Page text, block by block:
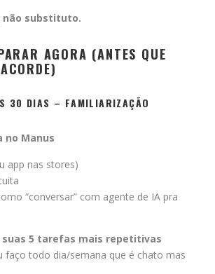
não substituto.
AGORA (ANTES QUE
30 DIAS – FAMILIARIZAÇÃO
no Manus
app nas stores)
“conversar” com agente de IA pra
5 tarefas mais repetitivas
faço todo dia/semana que é chato mas